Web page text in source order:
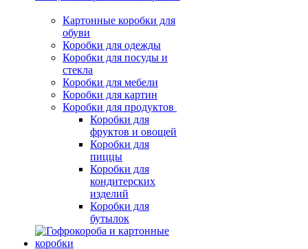
Картонные коробки для
обуви
Коробки для одежды
Коробки для посуды и
стекла
Коробки для мебели
Коробки для картин
Коробки для продуктов
Коробки для
фруктов и овощей
Коробки для
пиццы
Коробки для
кондитерских
изделий
Коробки для
бутылок